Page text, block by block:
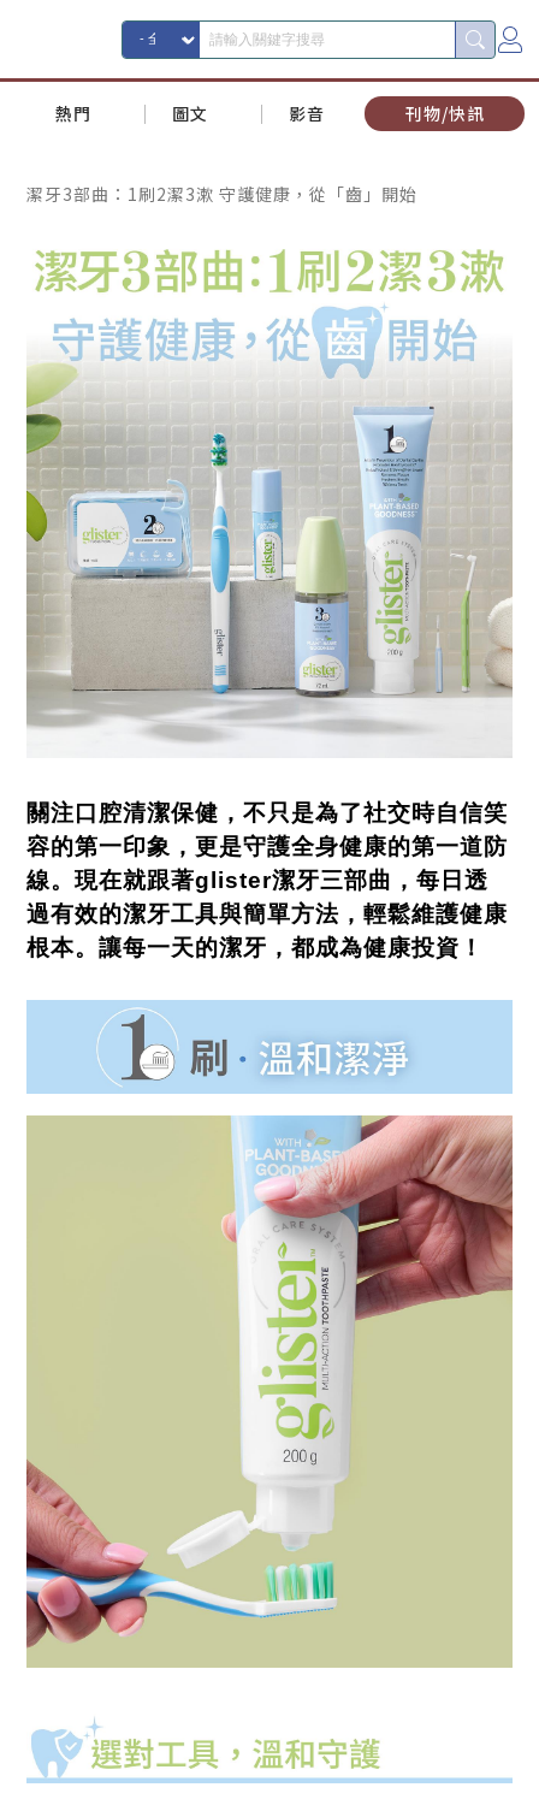
熱門 圖文 影音 刊物/快訊
潔牙3部曲：1刷2潔3漱 守護健康，從「齒」開始
關注口腔清潔保健，不只是為了社交時自信笑
容的第一印象，更是守護全身健康的第一道防
線。現在就跟著glister潔牙三部曲，每日透
過有效的潔牙工具與簡單方法，輕鬆維護健康
根本。讓每一天的潔牙，都成為健康投資！